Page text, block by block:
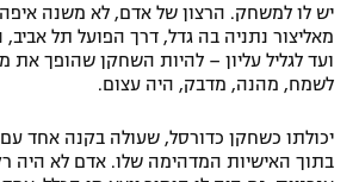
תקנון עבור פעילות ספורט 1 – "מרלן"
תנאי שימוש
מדיניות פרטיות
בייסבול MLB
ספורט אתגרי ואקסטרים
גיימינג E-Sports
יש לו למשחק. הרצון של אדם, לא משנה
מאליצור נתניה בה גדל, דרך הפועל תל
ועד לגליל עליון – להיות השחקן שהופך
לשמח, מהנה, מדבק, היה עצום.
יכולתו כשחקן כדורסל, שעולה בקנה אחד עם
בתוך האישיות המדהימה שלו. אדם לא היה